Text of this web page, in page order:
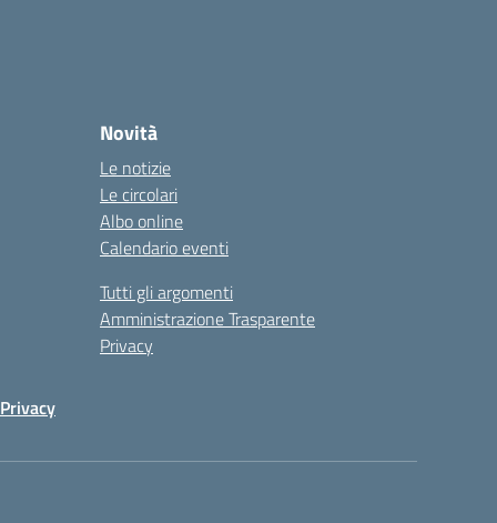
Novità
Le notizie
Le circolari
Albo online
Calendario eventi
Tutti gli argomenti
Amministrazione Trasparente
Privacy
Privacy